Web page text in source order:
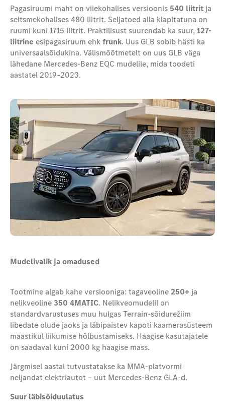
Pagasiruumi maht on viiekohalises versioonis 540 liitrit ja
seitsmekohalises 480 liitrit. Seljatoed alla klapitatuna on
ruumi kuni 1715 liitrit. Praktilisust suurendab ka suur, 127-
liitrine esipagasiruum ehkfrunk. Uus GLB sobib hästi ka
universaalsõidukina. Välismõõtmetelt on uus GLB väga
lähedane Mercedes-Benz EQC mudelile, mida toodeti
aastatel 2019–2023.
Mudelivalik ja omadused
Tootmine algab kahe versiooniga: tagaveoline 250+ ja
nelikveoline 350 4MATIC. Nelikveomudelil on
standardvarustuses muu hulgas Terrain-sõidurežiim
libedate olude jaoks ja läbipaistev kapoti kaamerasüsteem
maastikul liikumise hõlbustamiseks. Haagise kasutajatele
on saadaval kuni 2000 kg haagise mass.
Järgmisel aastal tutvustatakse ka MMA-platvormi
neljandat elektriautot – uut Mercedes-Benz GLA-d.
Suur läbisõiduulatus